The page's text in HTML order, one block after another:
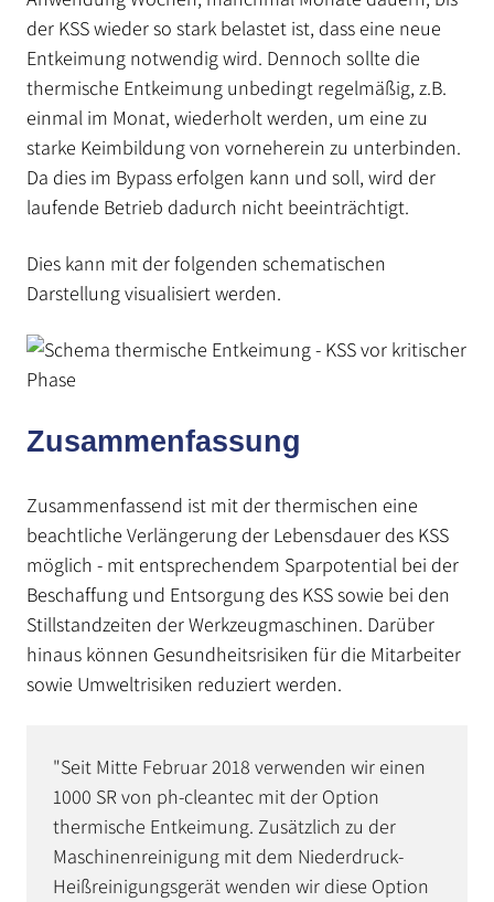
der KSS wieder so stark belastet ist, dass eine neue
Entkeimung notwendig wird. Dennoch sollte die
thermische Entkeimung unbedingt regelmäßig, z.B.
einmal im Monat, wiederholt werden, um eine zu
starke Keimbildung von vorneherein zu unterbinden.
Da dies im Bypass erfolgen kann und soll, wird der
laufende Betrieb dadurch nicht beeinträchtigt.
Dies kann mit der folgenden schematischen
Darstellung visualisiert werden.
Zusammenfassung
Zusammenfassend ist mit der thermischen eine
beachtliche Verlängerung der Lebensdauer des KSS
möglich - mit entsprechendem Sparpotential bei der
Beschaffung und Entsorgung des KSS sowie bei den
Stillstandzeiten der Werkzeugmaschinen. Darüber
hinaus können Gesundheitsrisiken für die Mitarbeiter
sowie Umweltrisiken reduziert werden.
"Seit Mitte Februar 2018 verwenden wir einen
1000 SR von ph-cleantec mit der Option
thermische Entkeimung. Zusätzlich zu der
Maschinenreinigung mit dem Niederdruck-
Heißreinigungsgerät wenden wir diese Option